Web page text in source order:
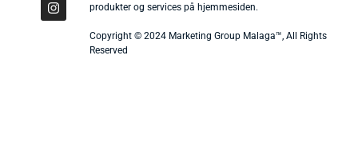
produkter og services på hjemmesiden.
Copyright © 2024 Marketing Group Malaga™, All Rights
Reserved